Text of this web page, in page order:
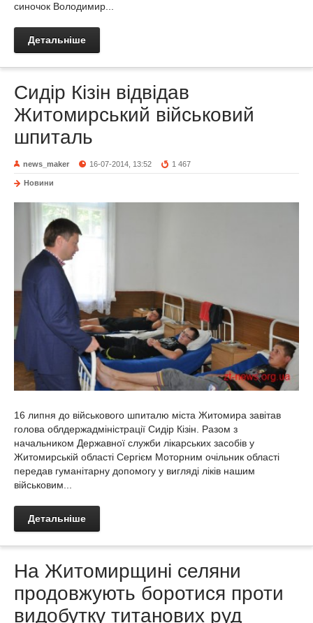
синочок Володимир...
Детальніше
Сидір Кізін відвідав
Житомирський військовий
шпиталь
news_maker 16-07-2014, 13:52 1 467
Новини
16 липня до військового шпиталю міста Житомира завітав
голова облдержадміністрації Сидір Кізін. Разом з
начальником Державної служби лікарських засобів у
Житомирській області Сергієм Моторним очільник області
передав гуманітарну допомогу у вигляді ліків нашим
військовим...
Детальніше
На Житомирщині селяни
продовжують боротися проти
видобутку титанових руд